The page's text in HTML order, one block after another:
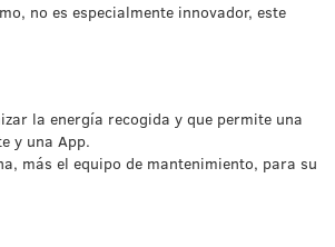
no es especialmente innovador, este
la energía recogida y que permite una
y una App.
más el equipo de mantenimiento, para su